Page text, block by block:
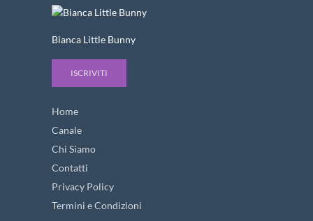
Bianca Little Bunny
ISCRIVITI
Home
Canale
Chi Siamo
Contatti
Privacy Policy
Termini e Condizioni